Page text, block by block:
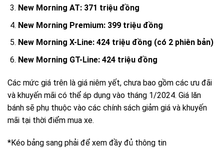
New Morning AT: 371 triệu đồng
New Morning Premium: 399 triệu đồng
New Morning X-Line: 424 triệu đồng (có 2 phiên bản)
New Morning GT-Line: 424 triệu đồng
Các mức giá trên là giá niêm yết, chưa bao gồm các ưu đãi
và khuyến mãi có thể áp dụng vào tháng 1/2024. Giá lăn
bánh sẽ phụ thuộc vào các chính sách giảm giá và khuyến
mãi tại thời điểm mua xe.
*Kéo bảng sang phải để xem đầy đủ thông tin